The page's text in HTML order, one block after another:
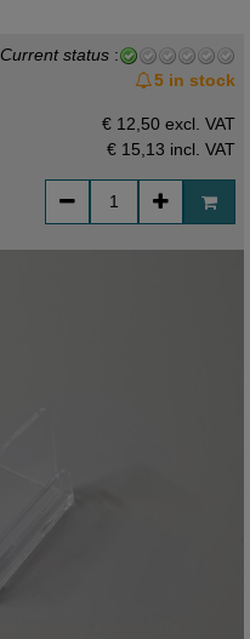
Current status :
5 in stock
€ 12,50 excl. VAT
€ 15,13 incl. VAT